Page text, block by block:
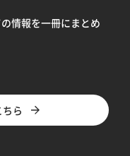
情報を一冊にまとめ
ら